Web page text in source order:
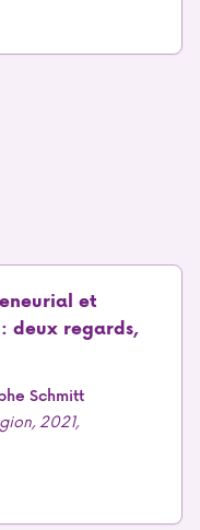
et
deux regards,
Schmitt
2021,